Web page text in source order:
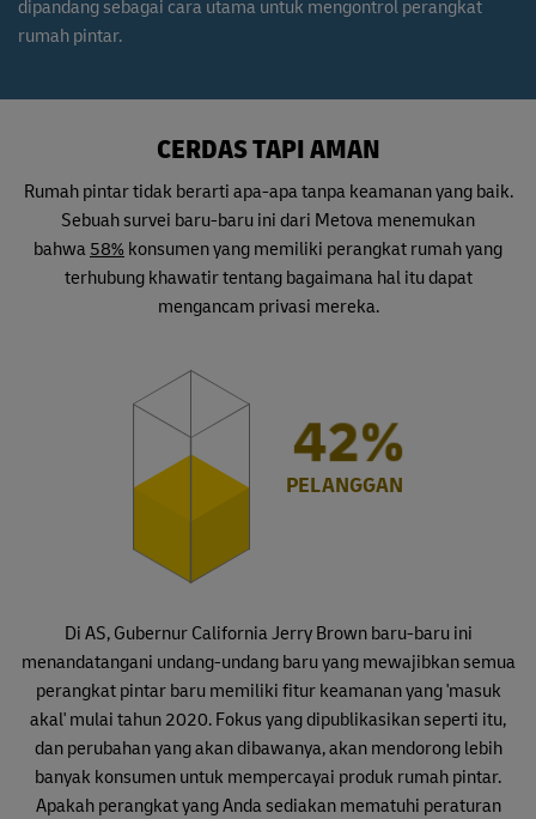
dipandang sebagai cara utama untuk mengontrol perangkat
rumah pintar.
CERDAS TAPI AMAN
Rumah pintar tidak berarti apa-apa tanpa keamanan yang baik.
Sebuah survei baru-baru ini dari Metova menemukan
bahwa 58% konsumen yang memiliki perangkat rumah yang
terhubung khawatir tentang bagaimana hal itu dapat
mengancam privasi mereka.
58%
PELANGGAN
Di AS, Gubernur California Jerry Brown baru-baru ini
menandatangani undang-undang baru yang mewajibkan semua
perangkat pintar baru memiliki fitur keamanan yang 'masuk
akal' mulai tahun 2020. Fokus yang dipublikasikan seperti itu,
dan perubahan yang akan dibawanya, akan mendorong lebih
banyak konsumen untuk mempercayai produk rumah pintar.
Apakah perangkat yang Anda sediakan mematuhi peraturan